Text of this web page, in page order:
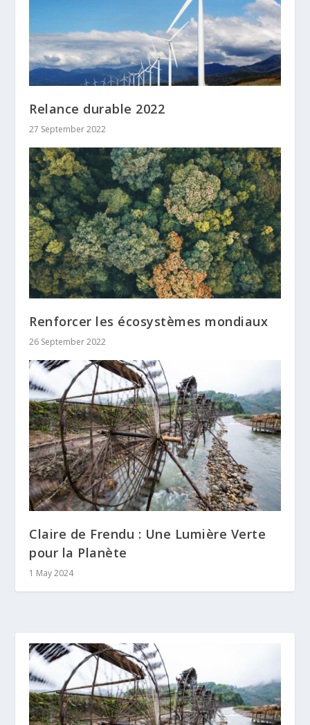
Relance durable 2022
27 September 2022
Renforcer les écosystèmes mondiaux
26 September 2022
Claire de Frendu : Une Lumière Verte
pour la Planète
1 May 2024